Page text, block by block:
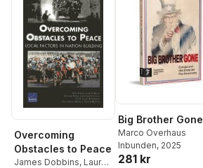
Overcoming
Obstacles to Peace
James Dobbins, Laurel
Big Brother Gone
Marco Overhaus
Inbunden, 2025
281 kr